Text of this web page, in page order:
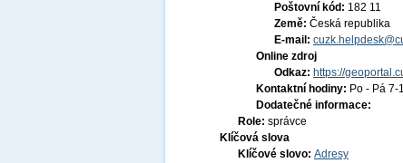
Poštovní kód: 182 11
Země: Česká republika
E-mail:
Online zdroj
Odkaz: https://
Kontaktní hodiny: Po - Pá 7-
Dodatečné informace:
Role: správce
Klíčová slova
Klíčové slovo: Adresy